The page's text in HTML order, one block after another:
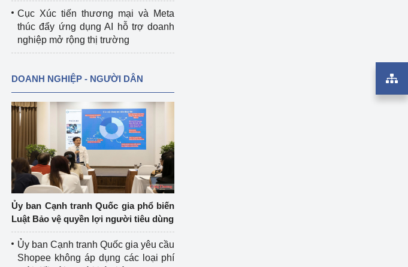
Cục Xúc tiến thương mại và Meta
thúc đẩy ứng dụng AI hỗ trợ doanh
nghiệp mở rộng thị trường
DOANH NGHIỆP - NGƯỜI DÂN
Ủy ban Cạnh tranh Quốc gia phổ biến
Luật Bảo vệ quyền lợi người tiêu dùng
Ủy ban Cạnh tranh Quốc gia yêu cầu
Shopee không áp dụng các loại phí